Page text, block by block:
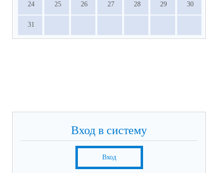
24 25 26 27 28 29 30
31
Вход в систему
Вход